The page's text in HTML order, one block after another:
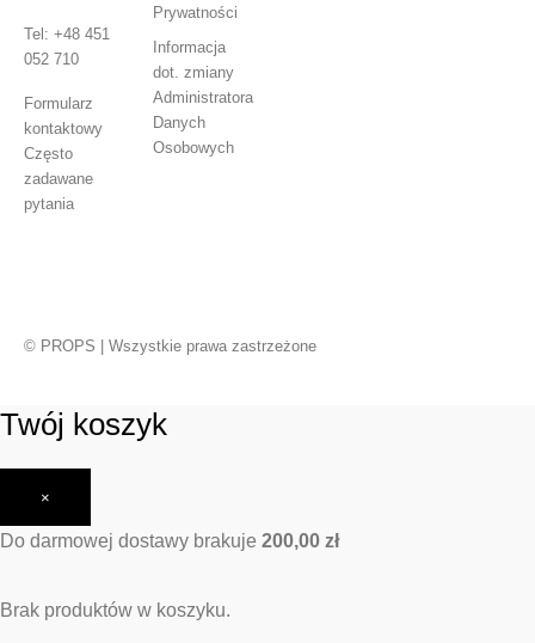
Tel: +48 451
052 710
Formularz
kontaktowy
Często
zadawane
pytania
Prywatności
Informacja
dot. zmiany
Administratora
Danych
Osobowych
© PROPS | Wszystkie prawa zastrzeżone
Twój koszyk
×
Do darmowej dostawy brakuje 200,00 zł
Brak produktów w koszyku.